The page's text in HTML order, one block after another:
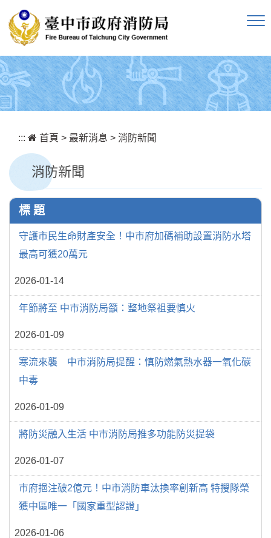
::: 首頁 > 最新消息 > 消防新聞
消防新聞
標 題
守護市民生命財產安全！中市府加碼補助設置消防水塔
最高可獲20萬元
2026-01-14
年節將至 中市消防局籲：整地祭祖要慎火
2026-01-09
寒流來襲 中市消防局提醒：慎防燃氣熱水器一氧化碳
中毒
2026-01-09
將防災融入生活 中市消防局推多功能防災提袋
2026-01-07
市府挹注破2億元！中市消防車汰換率創新高 特搜隊榮
獲中區唯一「國家重型認證」
2026-01-06